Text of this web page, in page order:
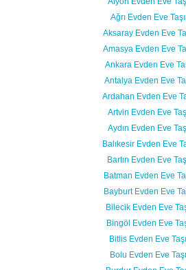
Ağrı Evden Eve
Aksaray Evden Eve
Amasya Evden Eve
Ankara Evden Eve
Antalya Evden Eve
Ardahan Evden Eve
Artvin Evden Eve
Aydın Evden Eve
Balıkesir Evden Eve
Bartın Evden Eve
Batman Evden Eve
Bayburt Evden Eve
Bilecik Evden Eve
Bingöl Evden Eve
Bitlis Evden Eve
Bolu Evden Eve